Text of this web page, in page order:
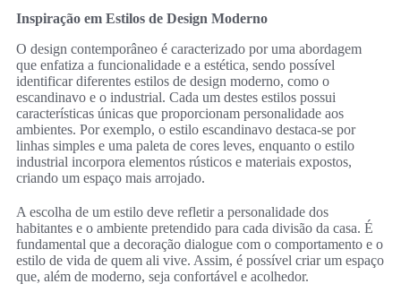
Inspiração em Estilos de Design Moderno
O design contemporâneo é caracterizado por uma abordagem
que enfatiza a funcionalidade e a estética, sendo possível
identificar diferentes estilos de design moderno, como o
escandinavo e o industrial. Cada um destes estilos possui
características únicas que proporcionam personalidade aos
ambientes. Por exemplo, o estilo escandinavo destaca-se por
linhas simples e uma paleta de cores leves, enquanto o estilo
industrial incorpora elementos rústicos e materiais expostos,
criando um espaço mais arrojado.
A escolha de um estilo deve refletir a personalidade dos
habitantes e o ambiente pretendido para cada divisão da casa. É
fundamental que a decoração dialogue com o comportamento e o
estilo de vida de quem ali vive. Assim, é possível criar um espaço
que, além de moderno, seja confortável e acolhedor.